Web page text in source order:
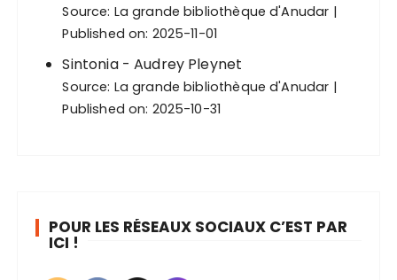
Source: La grande bibliothèque d'Anudar
Published on: 2025-11-01
Sintonia - Audrey Pleynet
Source: La grande bibliothèque d'Anudar
Published on: 2025-10-31
POUR LES RÉSEAUX SOCIAUX C’EST PAR
ICI !